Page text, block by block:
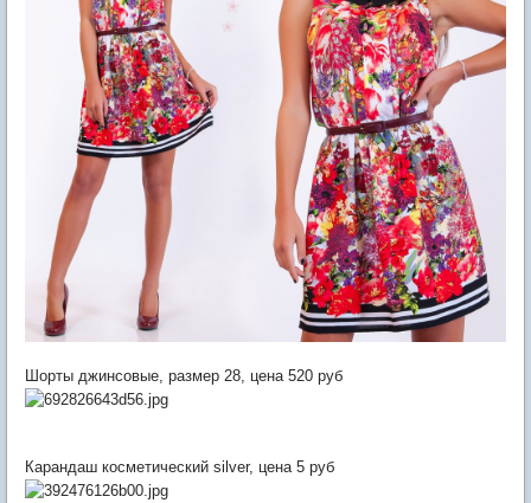
Шорты джинсовые, размер 28, цена 520 руб
Карандаш косметический silver, цена 5 руб